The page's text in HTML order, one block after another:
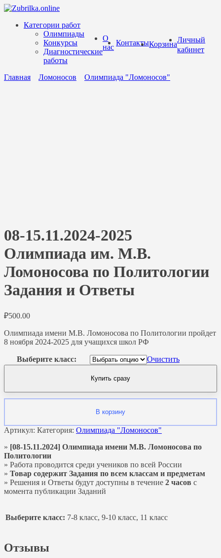
Перейти
содержанию
Категории работ
Олимпиады
Конкурсы
Диагностические
работы
О
нас
КонтактыКорзина
Личный
кабинет
Главная Ломоносов Олимпиада "Ломоносов"
08-15.11.2024-2025
Олимпиада им. М.В.
Ломоносова по Политологии
Задания и Ответы
₽500.00
Олимпиада имени М.В. Ломоносова по Политологии пройдет
8 ноября 2024-2025 для учащихся школ РФ
Выберите класс: Очистить
Купить сразу
В корзину
Артикул: Категория: Олимпиада "Ломоносов"
» [08-15.11.2024] Олимпиада имени М.В. Ломоносова по
Политологии
» Работа проводится среди учеников по всей России
» Товар содержит Задания по всем классам и предметам
» Решения и Ответы будут доступны в течение 2 часов с
момента публикации Заданий
Выберите класс: 7-8 класс, 9-10 класс, 11 класс
Отзывы